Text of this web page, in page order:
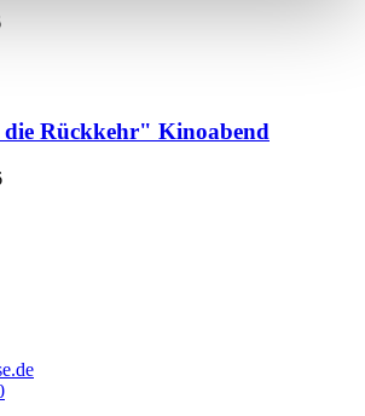
die Rückkehr" Kinoabend